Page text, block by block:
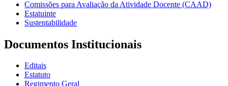
Comissões para Avaliação da Atividade Docente (CAAD)
Estatuinte
Sustentabilidade
Documentos Institucionais
Editais
Estatuto
Regimento Geral